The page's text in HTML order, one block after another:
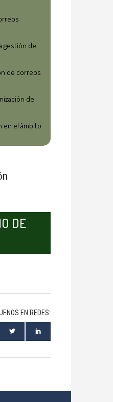
gestión de
de correos
de
en el ámbito
DE
EN REDES: